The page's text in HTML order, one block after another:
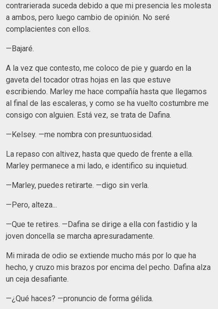
contrarierada suceda debido a que mi presencia les molesta
a ambos, pero luego cambio de opinión. No seré
complacientes con ellos.
—Bajaré.
A la vez que contesto, me coloco de pie y guardo en la
gaveta del tocador otras hojas en las que estuve
escribiendo. Marley me hace compañía hasta que llegamos
al final de las escaleras, y como se ha vuelto costumbre me
consigo con alguien. Está vez, se trata de Dafina.
—Kelsey. —me nombra con presuntuosidad.
La repaso con altivez, hasta que quedo de frente a ella.
Marley permanece a mi lado, e identifico su inquietud.
—Marley, puedes retirarte. —digo sin verla.
—Pero, alteza...
—Que te retires. —Dafina se dirige a ella con fastidio y la
joven doncella se marcha apresuradamente.
Mi mirada de odio se extiende mucho más por lo que ha
hecho, y cruzo mis brazos por encima del pecho. Dafina alza
un ceja desafiante.
—¿Qué haces? —pronuncio de forma gélida.